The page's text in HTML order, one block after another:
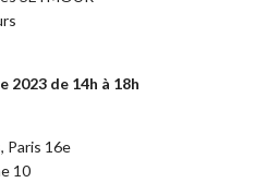
2023 de 14h à 18h
Paris 16e
10